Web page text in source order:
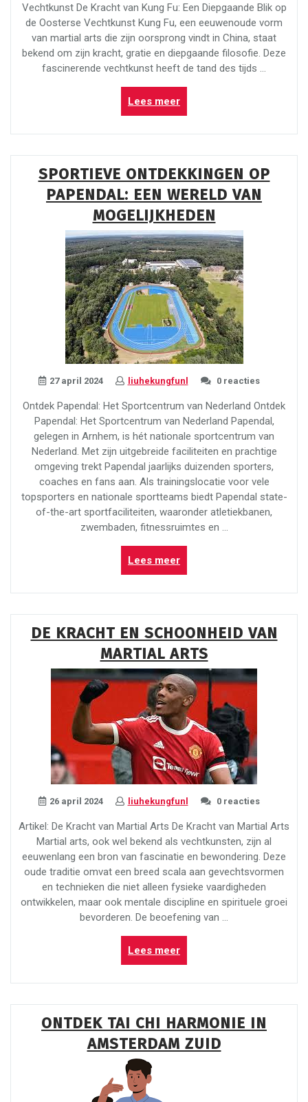
Vechtkunst De Kracht van Kung Fu: Een Diepgaande Blik op
de Oosterse Vechtkunst Kung Fu, een eeuwenoude vorm
van martial arts die zijn oorsprong vindt in China, staat
bekend om zijn kracht, gratie en diepgaande filosofie. Deze
fascinerende vechtkunst heeft de tand des tijds …
Lees meer“Ontdek
de
Magie
Arts:
De
Essentie
van
Kung
Fu”
SPORTIEVE ONTDEKKINGEN OP
PAPENDAL: EEN WERELD VAN
MOGELIJKHEDEN
27 april 2024 liuhekungfunl 0 reacties
Ontdek Papendal: Het Sportcentrum van Nederland Ontdek
Papendal: Het Sportcentrum van Nederland Papendal,
gelegen in Arnhem, is hét nationale sportcentrum van
Nederland. Met zijn uitgebreide faciliteiten en prachtige
omgeving trekt Papendal jaarlijks duizenden sporters,
coaches en fans aan. Als trainingslocatie voor vele
topsporters en nationale sportteams biedt Papendal state-
of-the-art sportfaciliteiten, waaronder atletiekbanen,
zwembaden, fitnessruimtes en …
Lees meer“Sportieve
Ontdekkingen
op
Wereld
van
Mogelijkheden”
DE KRACHT EN SCHOONHEID VAN
MARTIAL ARTS
26 april 2024 liuhekungfunl 0 reacties
Artikel: De Kracht van Martial Arts De Kracht van Martial Arts
Martial arts, ook wel bekend als vechtkunsten, zijn al
eeuwenlang een bron van fascinatie en bewondering. Deze
oude traditie omvat een breed scala aan gevechtsvormen
en technieken die niet alleen fysieke vaardigheden
ontwikkelen, maar ook mentale discipline en spirituele groei
bevorderen. De beoefening van …
Lees meer“De
Kracht
en
Martial
Arts”
ONTDEK TAI CHI HARMONIE IN
AMSTERDAM ZUID